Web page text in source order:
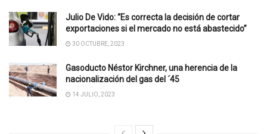
Julio De Vido: “Es correcta la decisión de cortar
exportaciones si el mercado no está abastecido”
30 OCTUBRE, 2023
Gasoducto Néstor Kirchner, una herencia de la
nacionalización del gas del ´45
14 JULIO, 2023